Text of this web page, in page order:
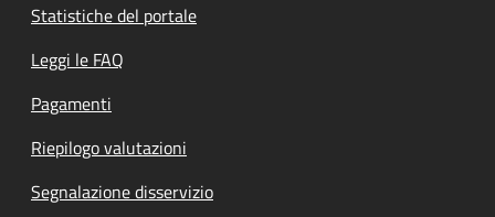
Statistiche del portale
Leggi le FAQ
Pagamenti
Riepilogo valutazioni
Segnalazione disservizio